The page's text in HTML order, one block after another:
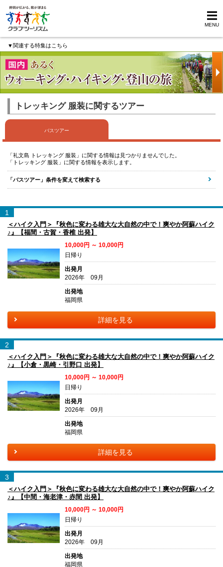
MENU
▼関連する特集はこちら
トレッキング 服装に関するツアー
バスツアー
「礼文島 トレッキング 服装」に関する情報は見つかりませんでした。
「トレッキング 服装」に関する情報を表示します。
「バスツアー」条件を変えて検索する
1
＜ハイク入門＞『秋色に変わる雄大な大自然の中で！爽やか阿蘇ハイク
♪』【福間・古賀・香椎 出発】
10,000円 ～ 10,000円
日帰り
出発月
2026年 09月
出発地
福岡県
詳細を見る
2
＜ハイク入門＞『秋色に変わる雄大な大自然の中で！爽やか阿蘇ハイク
♪』【小倉・黒崎・引野口 出発】
10,000円 ～ 10,000円
日帰り
出発月
2026年 09月
出発地
福岡県
詳細を見る
3
＜ハイク入門＞『秋色に変わる雄大な大自然の中で！爽やか阿蘇ハイク
♪』【中間・海老津・赤間 出発】
10,000円 ～ 10,000円
日帰り
出発月
2026年 09月
出発地
福岡県